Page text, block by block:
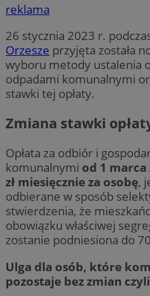
reklama
26 stycznia 2023 r.
Orzesze przyjęta została
wyboru metody ustalenia
odpadami komunalnymi
stawki tej opłaty.
Zmiana stawki
Opłata za odbiór i
komunalnymi od 1 marca
zł miesięcznie za osobę,
odbierane w sposób
stwierdzenia, że
obowiązku właściwej
zostanie podniesiona do
Ulga dla osób, które
pozostaje bez zmian